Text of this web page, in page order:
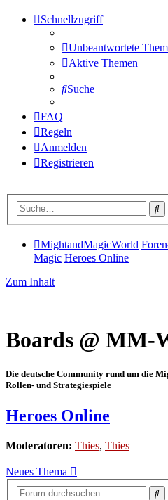
Schnellzugriff
Unbeantwortete
Aktive Themen
Suche
FAQ
Regeln
Anmelden
Registrieren
MightandMagicWorld
Magic Heroes Online
Zum Inhalt
Boards @ MM-
Die deutsche Community rund um die
Rollen- und Strategiespiele
Heroes Online
Moderatoren: Thies, Thies
Neues Thema